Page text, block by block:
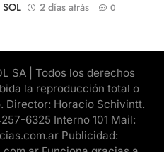
2 días atrás 0
SA | Todos los derechos
la reproducción total o
Director: Horacio Schivintt.
6325 Interno 101 Mail:
Publicidad: